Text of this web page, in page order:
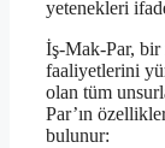
yetenekleri
İş-Mak-Par, bir
faaliyetlerini
olan tüm
Par’ın
bulunur: